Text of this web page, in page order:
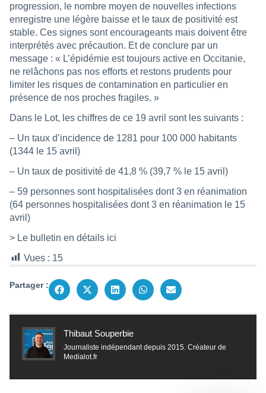
progression, le nombre moyen de nouvelles infections
enregistre une légère baisse et le taux de positivité est
stable. Ces signes sont encourageants mais doivent être
interprétés avec précaution. Et de conclure par un
message : « L’épidémie est toujours active en Occitanie,
ne relâchons pas nos efforts et restons prudents pour
limiter les risques de contamination en particulier en
présence de nos proches fragiles. »
Dans le Lot, les chiffres de ce 19 avril sont les suivants :
– Un taux d’incidence de 1281 pour 100 000 habitants
(1344 le 15 avril)
– Un taux de positivité de 41,8 % (39,7 % le 15 avril)
– 59 personnes sont hospitalisées dont 3 en réanimation
(64 personnes hospitalisées dont 3 en réanimation le 15
avril)
> Le bulletin en détails ici
Vues : 15
Partager :
Thibaut Souperbie
Journaliste indépendant depuis 2015. Créateur de
Medialot.fr